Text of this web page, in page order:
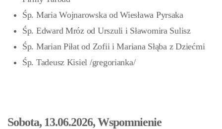
Śp. Maria Wojnarowska od Wiesława Pyrsaka
Śp. Edward Mróz od Urszuli i Sławomira Sulisz
Śp. Marian Piłat od Zofii i Mariana Słąba z Dziećmi
Śp. Tadeusz Kisiel /gregorianka/
Sobota, 13.06.2026, Wspomnienie